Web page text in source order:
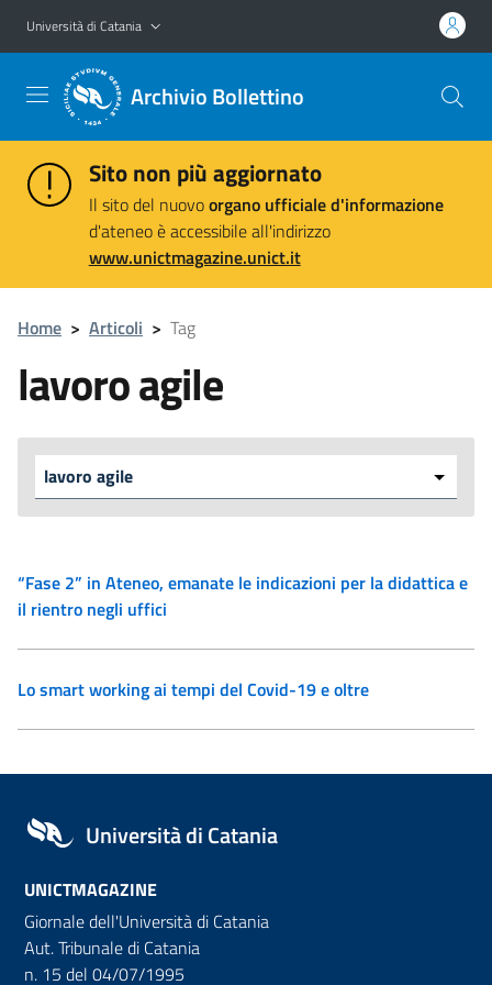
Vai al contenuto principale
Vai al menu di navigazione
Università di Catania
Archivio Bollettino
Sito non più aggiornato
Il sito del nuovoorgano ufficiale d'informazione
d'ateneo è accessibile all'indirizzo
www.unictmagazine.unict.it
Home > Articoli > Tag
lavoro agile
“Fase 2” in Ateneo, emanate le indicazioni per la didattica e
il rientro negli uffici
Lo smart working ai tempi del Covid-19 e oltre
Università di Catania
UNICTMAGAZINE
Giornale dell'Università di Catania
Aut. Tribunale di Catania
n. 15 del 04/07/1995